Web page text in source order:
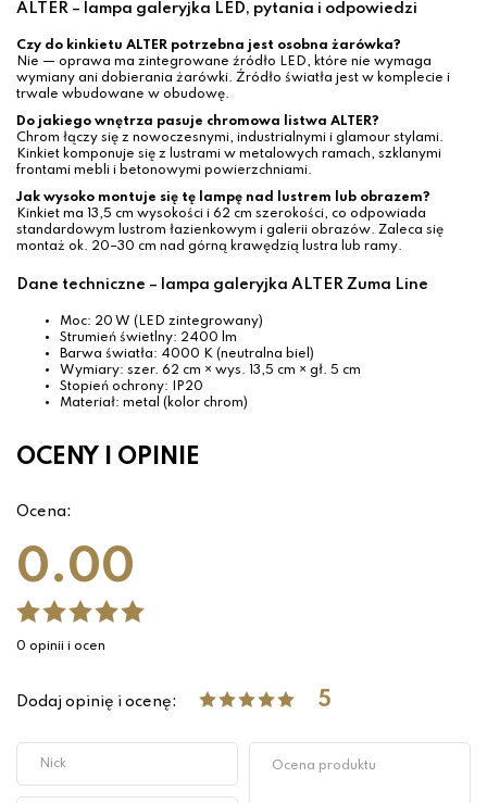
ALTER – lampa galeryjka LED, pytania i odpowiedzi
Czy do kinkietu ALTER potrzebna jest osobna żarówka?
Nie — oprawa ma zintegrowane źródło LED, które nie wymaga
wymiany ani dobierania żarówki. Źródło światła jest w komplecie i
trwale wbudowane w obudowę.
Do jakiego wnętrza pasuje chromowa listwa ALTER?
Chrom łączy się z nowoczesnymi, industrialnymi i glamour stylami.
Kinkiet komponuje się z lustrami w metalowych ramach, szklanymi
frontami mebli i betonowymi powierzchniami.
Jak wysoko montuje się tę lampę nad lustrem lub obrazem?
Kinkiet ma 13,5 cm wysokości i 62 cm szerokości, co odpowiada
standardowym lustrom łazienkowym i galerii obrazów. Zaleca się
montaż ok. 20–30 cm nad górną krawędzią lustra lub ramy.
Dane techniczne – lampa galeryjka ALTER Zuma Line
Moc: 20 W (LED zintegrowany)
Strumień świetlny: 2400 lm
Barwa światła: 4000 K (neutralna biel)
Wymiary: szer. 62 cm × wys. 13,5 cm × gł. 5 cm
Stopień ochrony: IP20
Materiał: metal (kolor chrom)
OCENY I OPINIE
Ocena:
0.00
0 opinii i ocen
Dodaj opinię i ocenę: 5